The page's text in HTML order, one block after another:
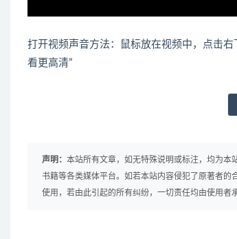
打开视频声音方法：鼠标放在视频中，点击
看更高清”
声明： 本站所有文章，如无特殊说明或标注，均为本
书籍等各类媒体平台。如若本站内容侵犯了原著者
使用，若由此引起的所有纠纷，一切责任均由使用者